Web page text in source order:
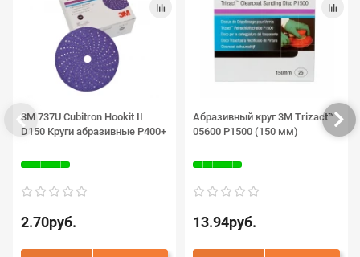
3M 737U Cubitron Hookit II
D150 Круги абразивные P400+
2.70руб.
Абразивный круг 3M Trizact™
05600 P1500 (150 мм)
13.94руб.